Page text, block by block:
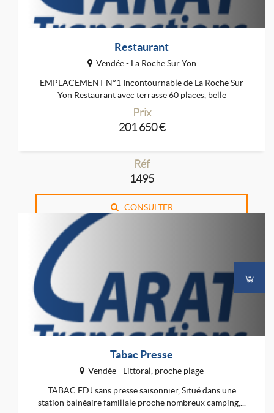
Restaurant
Vendée - La Roche Sur Yon
EMPLACEMENT N°1 Incontournable de La Roche Sur
Yon Restaurant avec terrasse 60 places, belle
rentabilité,...
Prix
201 650 €
Réf
1495
CONSULTER
Tabac Presse
Vendée - Littoral, proche plage
TABAC FDJ sans presse saisonnier, Situé dans une
station balnéaire famillale proche nombreux camping,...